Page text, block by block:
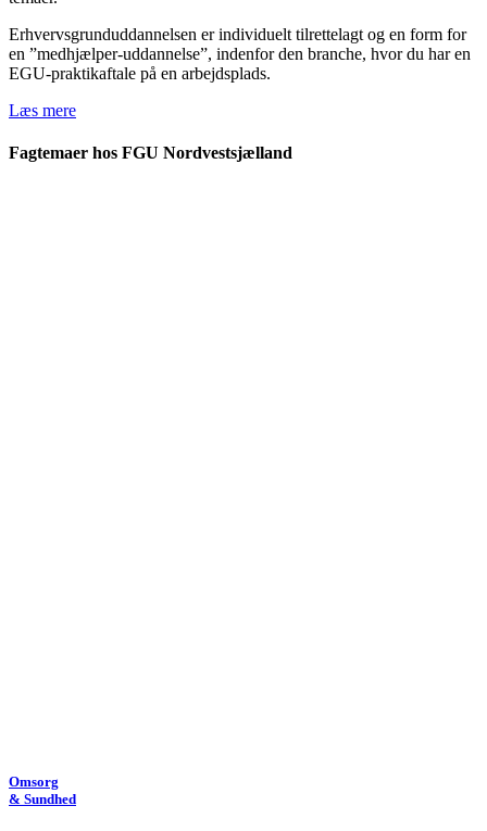
Erhvervsgrunduddannelsen er individuelt tilrettelagt og en form for
en ”medhjælper-uddannelse”, indenfor den branche, hvor du har en
EGU-praktikaftale på en arbejdsplads.
Læs mere
Fagtemaer hos FGU Nordvestsjælland
Omsorg
& Sundhed